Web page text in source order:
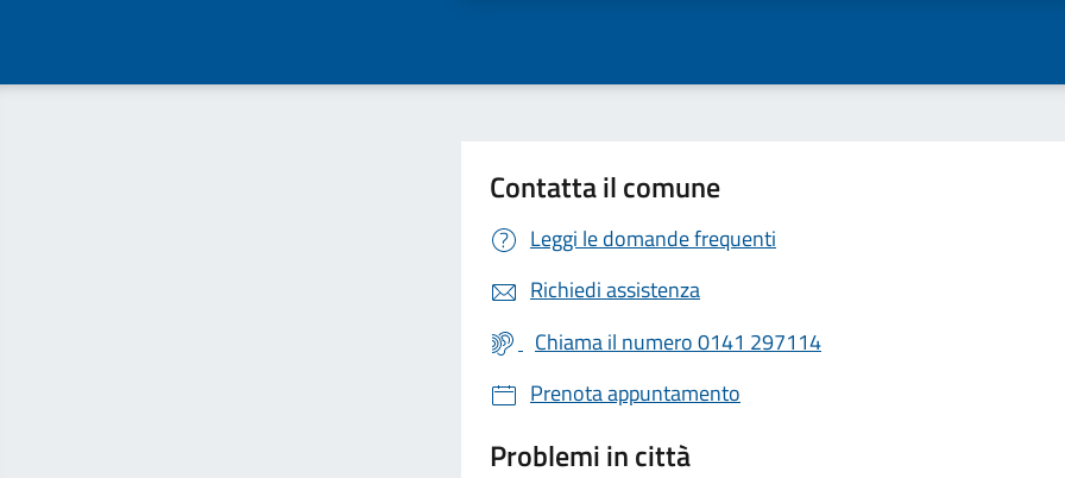
Contatta il comune
Leggi le domande frequenti
Richiedi assistenza
Chiama il numero 0141 297114
Prenota appuntamento
Problemi in città